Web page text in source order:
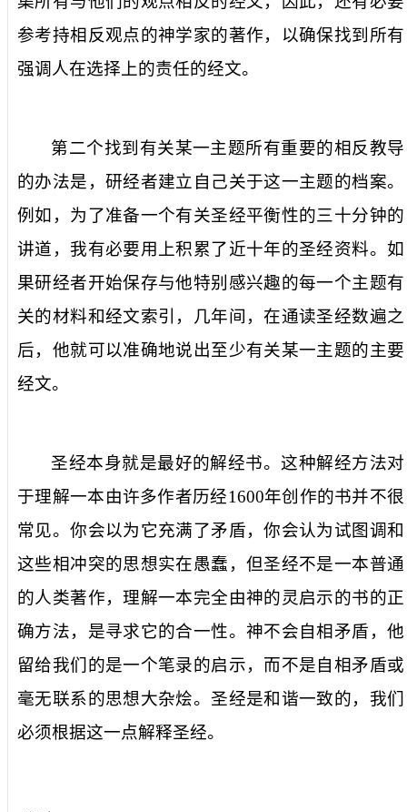
参考持相反观点的神学家的著作，以确保找到所有
强调人在选择上的责任的经文。
第二个找到有关某一主题所有重要的相反教导
的办法是，研经者建立自己关于这一主题的档案。
例如，为了准备一个有关圣经平衡性的三十分钟的
讲道，我有必要用上积累了近十年的圣经资料。如
果研经者开始保存与他特别感兴趣的每一个主题有
关的材料和经文索引，几年间，在通读圣经数遍之
后，他就可以准确地说出至少有关某一主题的主要
经文。
圣经本身就是最好的解经书。这种解经方法对
于理解一本由许多作者历经1600年创作的书并不很
常见。你会以为它充满了矛盾，你会认为试图调和
这些相冲突的思想实在愚蠢，但圣经不是一本普通
的人类著作，理解一本完全由神的灵启示的书的正
确方法，是寻求它的合一性。神不会自相矛盾，他
留给我们的是一个笔录的启示，而不是自相矛盾或
毫无联系的思想大杂烩。圣经是和谐一致的，我们
必须根据这一点解释圣经。